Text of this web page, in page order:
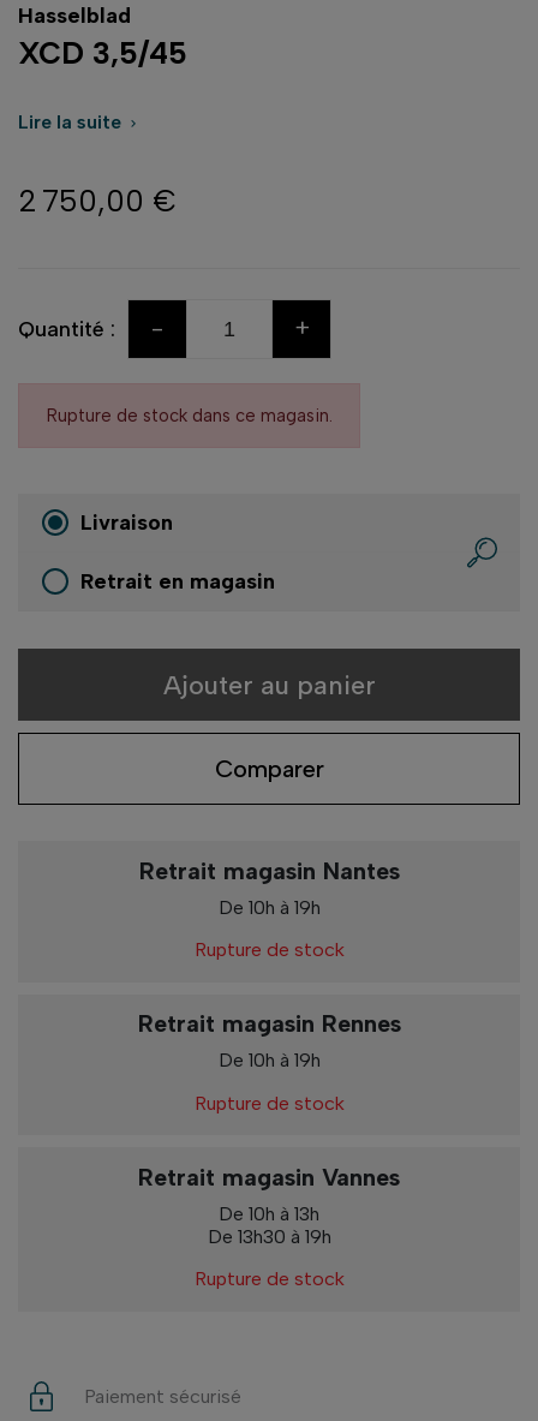
Hasselblad
XCD 3,5/45
Lire la suite 
2 750,00 €
Quantité : - +
Rupture de stock dans ce magasin.
Livraison
Retrait en magasin
Ajouter au panier
Comparer
Retrait magasin Nantes
De 10h à 19h
Rupture de stock
Retrait magasin Rennes
De 10h à 19h
Rupture de stock
Retrait magasin Vannes
De 10h à 13h
De 13h30 à 19h
Rupture de stock
Paiement sécurisé